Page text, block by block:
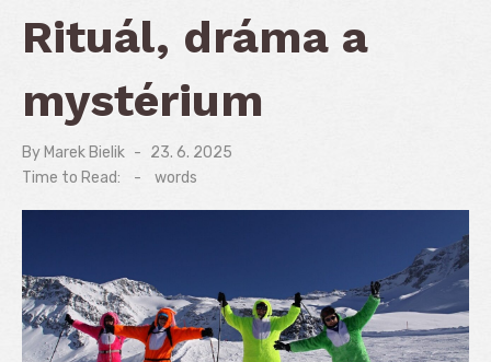
Rituál, dráma a
mystérium
By Marek Bielik
Posted
on
23. 6. 2025
Time to Read:
- words